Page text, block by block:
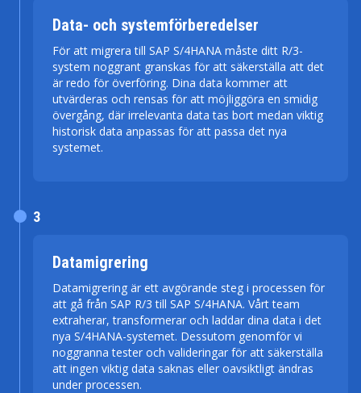
Data- och systemförberedelser
För att migrera till SAP S/4HANA måste ditt R/3-
system noggrant granskas för att säkerställa att det
är redo för överföring. Dina data kommer att
utvärderas och rensas för att möjliggöra en smidig
övergång, där irrelevanta data tas bort medan viktig
historisk data anpassas för att passa det nya
systemet.
Datamigrering
Datamigrering är ett avgörande steg i processen för
att gå från SAP R/3 till SAP S/4HANA. Vårt team
extraherar, transformerar och laddar dina data i det
nya S/4HANA-systemet. Dessutom genomför vi
noggranna tester och valideringar för att säkerställa
att ingen viktig data saknas eller oavsiktligt ändras
under processen.
3